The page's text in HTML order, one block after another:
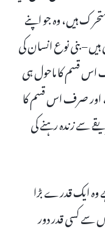
ہیں، وہ جو اپنے
– بنی نوع انسان کی
اس قسم کا ماحول ہی
اور صرف اس قسم کا
سے زندہ رہنے کی
ایک قدرے بڑا
سے کسی قدر دور